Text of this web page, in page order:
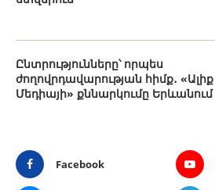
Ընտրությունները՝ որպես
ժողովրդավարության հիմք․ «Ալիք
Մեդիայի» քննարկումը Երևանում
Facebook